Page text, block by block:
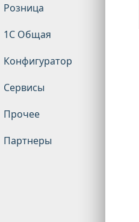
Розница
1С Общая
Конфигуратор
Сервисы
Прочее
Партнеры